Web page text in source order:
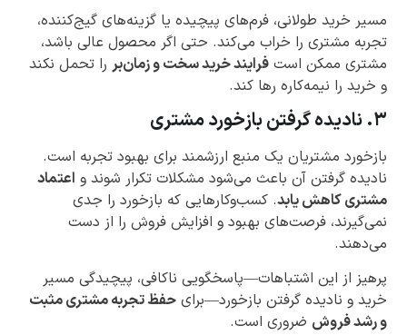
مسیر خرید طولانی، فرم‌های پیچیده یا گزینه‌های گیج‌کننده،
تجربه مشتری را خراب می‌کند. حتی اگر محصول عالی باشد،
مشتری ممکن است فرایند خرید سخت و زمان‌بر را تحمل نکند
و خرید را نیمه‌کاره رها کند.
۳. نادیده گرفتن بازخورد مشتری
بازخورد مشتریان یک منبع ارزشمند برای بهبود تجربه است.
نادیده گرفتن آن باعث می‌شود مشکلات تکرار شوند و اعتماد
مشتری کاهش یابد. کسب‌وکارهایی که بازخورد را جدی
نمی‌گیرند، فرصت‌های بهبود و افزایش فروش را از دست
می‌دهند.
پرهیز از این اشتباهات—پاسخگویی ناکافی، پیچیدگی مسیر
خرید و نادیده گرفتن بازخورد—برای حفظ تجربه مشتری مثبت
و رشد فروش ضروری است.